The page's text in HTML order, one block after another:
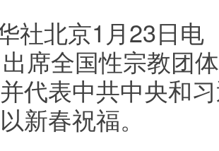
社北京1月23日
席全国性宗教团
代表中共中央和
新春祝福。